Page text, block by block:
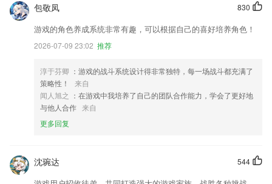
830
包敬凤
游戏的角色养成系统非常有趣，可以根据自己的喜好培养角色！
2026-07-09 23:02 推荐
淳于芬卿 ：游戏的战斗系统设计得非常独特，每一场战斗都充满了
策略性！
来自
闻人旭之 ：在游戏中我培养了自己的团队合作能力，学会了更好地
与他人合作 来自
更多回复
544
沈琬达